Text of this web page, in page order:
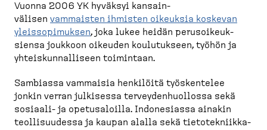
Vuonna 2006 YK hyväksyi kansain­
välisen vammaisten ihmisten oikeuksia koskevan
yleisso­pi­muksen, joka lukee heidän perusoi­keuk­
siensa joukkoon oikeuden koulutukseen, työhön ja
yhteis­kun­nal­liseen toimintaan.
Sambiassa vammaisia henkilöitä työskentelee
jonkin verran julkisessa tervey­den­huollossa sekä
sosiaali-​ ja opetus­aloilla. Indone­siassa ainakin
teolli­suudessa ja kaupan alalla sekä tietotek­niik­ka­